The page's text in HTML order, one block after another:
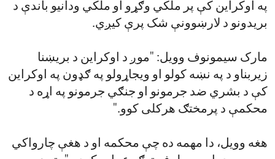
په اوکراین کې پر ملکي وګړو او ملکي ودانیو باندې د
بریدونو د لارښوونې شک پرې کیږي.
مارک سیمونوف وویل: "موږ د اوکراین د بریښنا
زیربناو د په نښه کولو او ویجاړولو په ګډون په اوکراین
کې د بشري ضد جرمونو او جنګي جرمونو په اړه د
محکمې د پرمختګ هرکلی کوو."
هغه وویل، دا مهمه ده چې محکمه او د هغې چارواکي